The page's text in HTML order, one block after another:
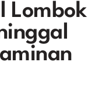
Lombok